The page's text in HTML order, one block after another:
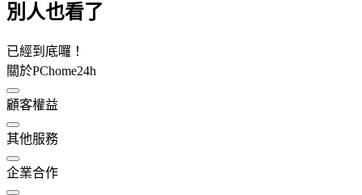
別人也看了
已經到底囉！
關於PChome24h
顧客權益
其他服務
企業合作